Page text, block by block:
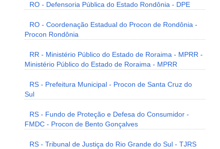
RO - Defensoria Pública do Estado Rondônia - DPE
RO - Coordenação Estadual do Procon de Rondônia -
Procon Rondônia
RR - Ministério Público do Estado de Roraima - MPRR -
Ministério Público do Estado de Roraima - MPRR
RS - Prefeitura Municipal - Procon de Santa Cruz do
Sul
RS - Fundo de Proteção e Defesa do Consumidor -
FMDC - Procon de Bento Gonçalves
RS - Tribunal de Justiça do Rio Grande do Sul - TJRS